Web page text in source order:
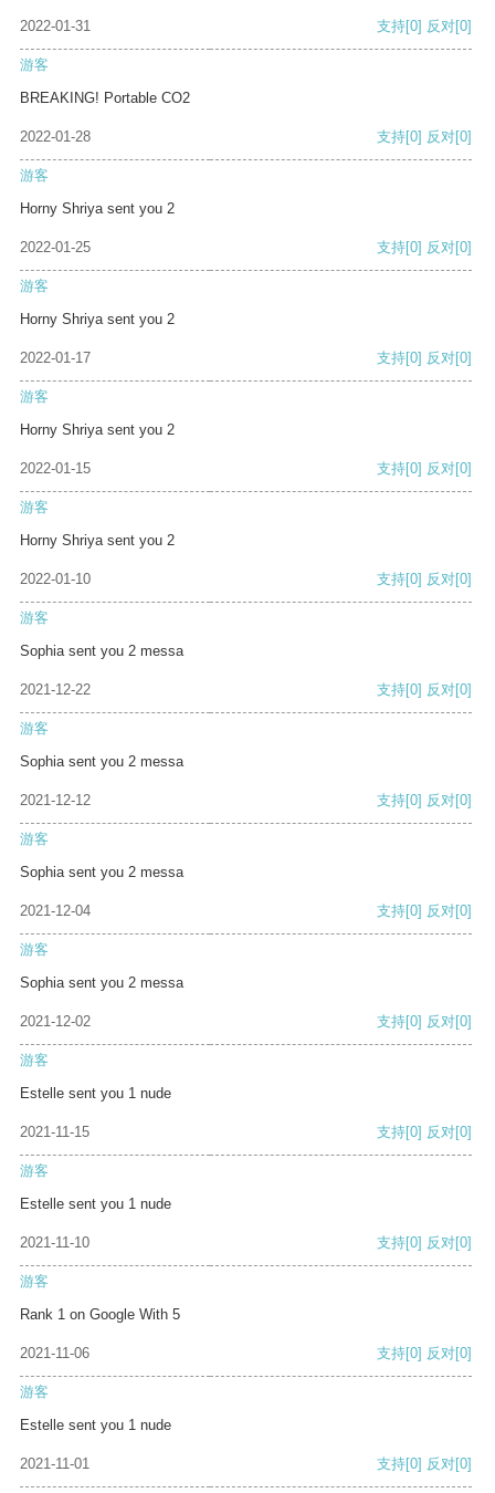
2022-01-31 支持[0] 反对[0]
游客
BREAKING! Portable CO2
2022-01-28 支持[0] 反对[0]
游客
Horny Shriya sent you 2
2022-01-25 支持[0] 反对[0]
游客
Horny Shriya sent you 2
2022-01-17 支持[0] 反对[0]
游客
Horny Shriya sent you 2
2022-01-15 支持[0] 反对[0]
游客
Horny Shriya sent you 2
2022-01-10 支持[0] 反对[0]
游客
Sophia sent you 2 messa
2021-12-22 支持[0] 反对[0]
游客
Sophia sent you 2 messa
2021-12-12 支持[0] 反对[0]
游客
Sophia sent you 2 messa
2021-12-04 支持[0] 反对[0]
游客
Sophia sent you 2 messa
2021-12-02 支持[0] 反对[0]
游客
Estelle sent you 1 nude
2021-11-15 支持[0] 反对[0]
游客
Estelle sent you 1 nude
2021-11-10 支持[0] 反对[0]
游客
Rank 1 on Google With 5
2021-11-06 支持[0] 反对[0]
游客
Estelle sent you 1 nude
2021-11-01 支持[0] 反对[0]